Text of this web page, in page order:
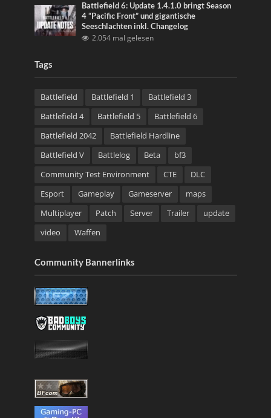
Battlefield 6: Update 1.4.1.0 bringt Season
4 “Pacific Front” und gigantische
Seeschlachten inkl. Changelog
2.054 mal gelesen
Tags
Battlefield Battlefield 1
Battlefield 3
Battlefield 4
Battlefield 5
Battlefield 6
Battlefield 2042
Battlefield Hardline
Battlefield V
Battlelog Beta
bf3
Community Test Environment
CTE
DLC
Esport
Gameplay Gameserver
maps
Multiplayer
Patch Server Trailer
update
video
Waffen
Community Bannerlinks